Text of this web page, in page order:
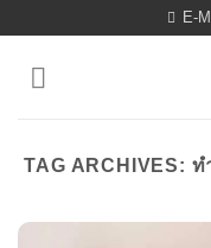
content
E-
TAG ARCHIVES: ท